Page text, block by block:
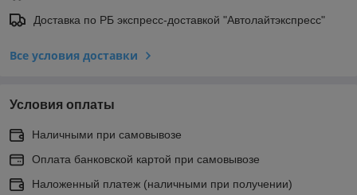
Доставка по РБ экспресс-доставкой "Автолайтэкспресс"
Все условия доставки
Условия оплаты
Наличными при самовывозе
Оплата банковской картой при самовывозе
Наложенный платеж (наличными при получении)